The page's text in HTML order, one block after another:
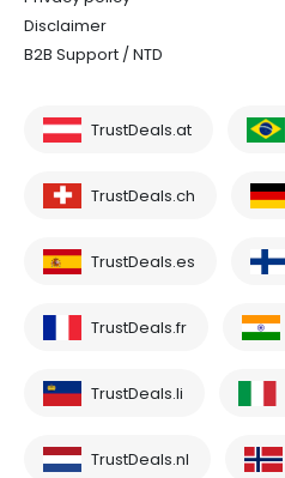
Disclaimer
B2B Support / NTD
TrustDeals.at
TrustDeals.ch
TrustDeals.es
TrustDeals.fr
TrustDeals.li
TrustDeals.nl